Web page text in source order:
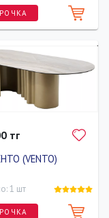
Высота
80 см 100 см
тг
(VENTO)
1 шт